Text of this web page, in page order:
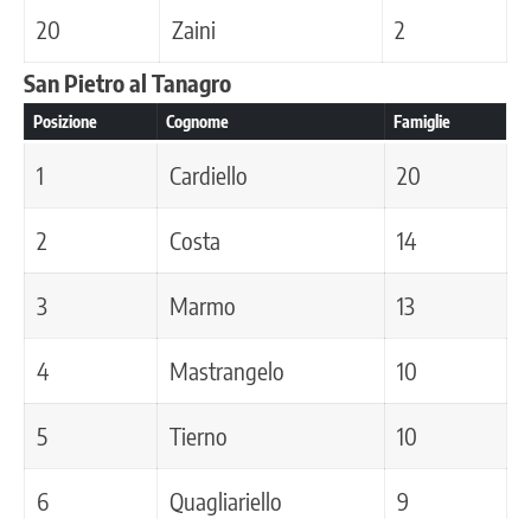
20 Zaini
2
San Pietro al Tanagro
Posizione Cognome Famiglie
1 Cardiello 20
2 Costa 14
3 Marmo 13
4 Mastrangelo 10
5 Tierno 10
6 Quagliariello 9